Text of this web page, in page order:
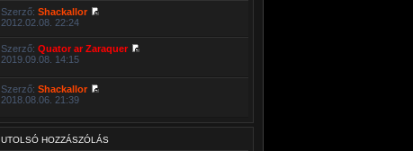
Szerző:Shackallor
2012.02.08. 22:24
Szerző:Quator ar Zaraquer
2019.09.08. 14:15
Szerző:Shackallor
2018.08.06. 21:39
UTOLSÓ HOZZÁSZÓLÁS